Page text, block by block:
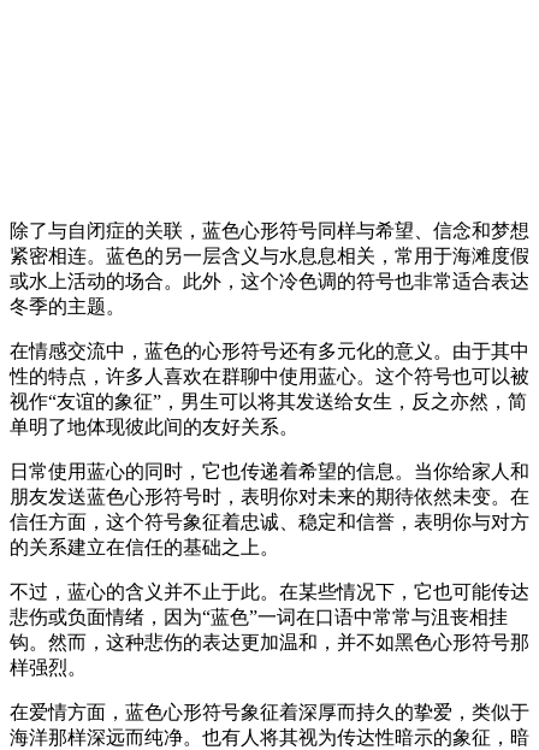
除了与自闭症的关联，蓝色心形符号同样与希望、信念和梦想
紧密相连。蓝色的另一层含义与水息息相关，常用于海滩度假
或水上活动的场合。此外，这个冷色调的符号也非常适合表达
冬季的主题。
在情感交流中，蓝色的心形符号还有多元化的意义。由于其中
性的特点，许多人喜欢在群聊中使用蓝心。这个符号也可以被
视作“友谊的象征”，男生可以将其发送给女生，反之亦然，简
单明了地体现彼此间的友好关系。
日常使用蓝心的同时，它也传递着希望的信息。当你给家人和
朋友发送蓝色心形符号时，表明你对未来的期待依然未变。在
信任方面，这个符号象征着忠诚、稳定和信誉，表明你与对方
的关系建立在信任的基础之上。
不过，蓝心的含义并不止于此。在某些情况下，它也可能传达
悲伤或负面情绪，因为“蓝色”一词在口语中常常与沮丧相挂
钩。然而，这种悲伤的表达更加温和，并不如黑色心形符号那
样强烈。
在爱情方面，蓝色心形符号象征着深厚而持久的挚爱，类似于
海洋那样深远而纯净。也有人将其视为传达性暗示的象征，暗